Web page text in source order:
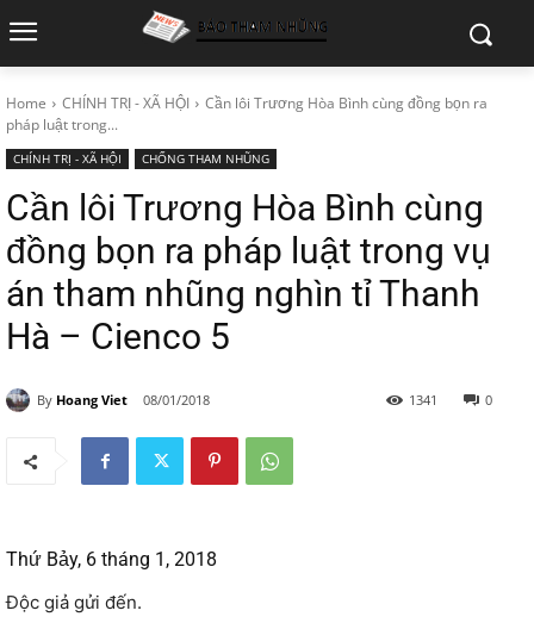
Home CHÍNH TRỊ - XÃ HỘI
Cần lôi Trương Hòa Bình cùng đồng bọn ra
pháp luật trong...
CHÍNH TRỊ - XÃ HỘI CHỐNG THAM NHŨNG
Cần lôi Trương Hòa Bình cùng
đồng bọn ra pháp luật trong vụ
án tham nhũng nghìn tỉ Thanh
Hà – Cienco 5
By Hoang Viet 08/01/2018 0
1341
Thứ Bảy, 6 tháng 1, 2018
Độc giả gửi đến.